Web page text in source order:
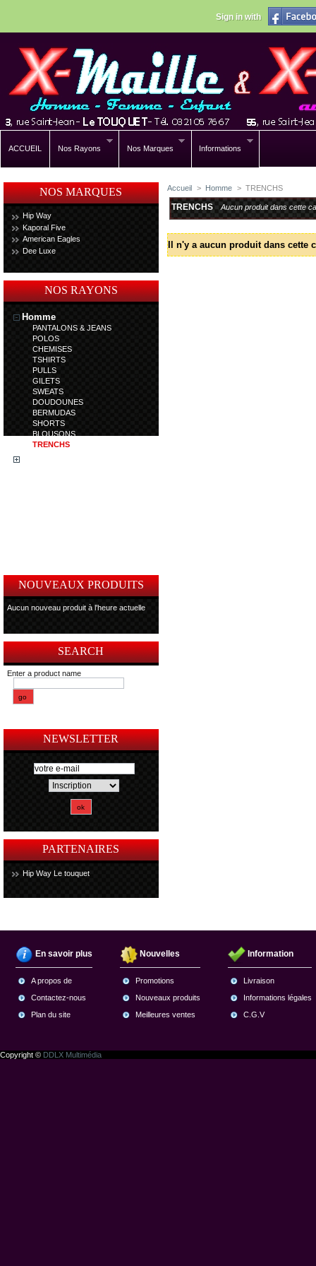
Sign in with
ACCUEIL Nos Rayons Nos Marques Informations
NOS MARQUES
Hip Way
Kaporal Five
American Eagles
Dee Luxe
NOS RAYONS
Homme
PANTALONS & JEANS
POLOS
CHEMISES
TSHIRTS
PULLS
GILETS
SWEATS
DOUDOUNES
BERMUDAS
SHORTS
BLOUSONS
TRENCHS
NOUVEAUX PRODUITS
Aucun nouveau produit à l'heure actuelle
SEARCH
Enter a product name
NEWSLETTER
PARTENAIRES
Hip Way Le touquet
Accueil > Homme > TRENCHS
TRENCHS Aucun produit dans cette
Il n'y a aucun produit dans cette
En savoir plus
A propos de
Contactez-nous
Plan du site
Nouvelles
Promotions
Nouveaux produits
Meilleures ventes
Information
Livraison
Informations légales
C.G.V
Copyright © DDLX Multimédia